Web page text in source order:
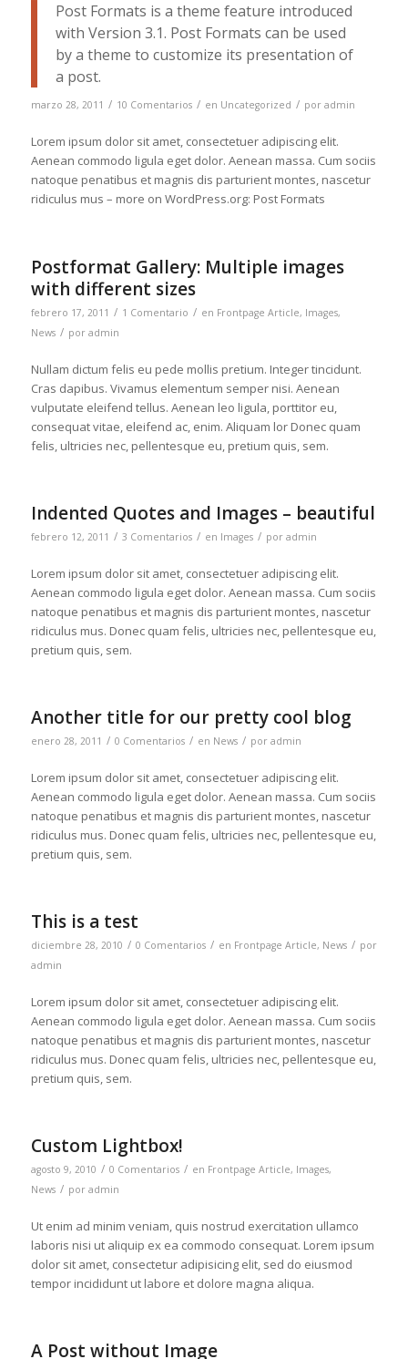
Post Formats is a theme feature introduced
with Version 3.1. Post Formats can be used
by a theme to customize its presentation of
a post.
marzo 28, 2011 / 10 Comentarios / en Uncategorized / por admin
Lorem ipsum dolor sit amet, consectetuer adipiscing elit.
Aenean commodo ligula eget dolor. Aenean massa. Cum sociis
natoque penatibus et magnis dis parturient montes, nascetur
ridiculus mus – more on WordPress.org: Post Formats
Postformat Gallery: Multiple images
with different sizes
febrero 17, 2011 / 1 Comentario / en Frontpage Article, Images,
News / por admin
Nullam dictum felis eu pede mollis pretium. Integer tincidunt.
Cras dapibus. Vivamus elementum semper nisi. Aenean
vulputate eleifend tellus. Aenean leo ligula, porttitor eu,
consequat vitae, eleifend ac, enim. Aliquam lor Donec quam
felis, ultricies nec, pellentesque eu, pretium quis, sem.
Indented Quotes and Images – beautiful
febrero 12, 2011 / 3 Comentarios / en Images / por admin
Lorem ipsum dolor sit amet, consectetuer adipiscing elit.
Aenean commodo ligula eget dolor. Aenean massa. Cum sociis
natoque penatibus et magnis dis parturient montes, nascetur
ridiculus mus. Donec quam felis, ultricies nec, pellentesque eu,
pretium quis, sem.
Another title for our pretty cool blog
enero 28, 2011 / 0 Comentarios / en News / por admin
Lorem ipsum dolor sit amet, consectetuer adipiscing elit.
Aenean commodo ligula eget dolor. Aenean massa. Cum sociis
natoque penatibus et magnis dis parturient montes, nascetur
ridiculus mus. Donec quam felis, ultricies nec, pellentesque eu,
pretium quis, sem.
This is a test
diciembre 28, 2010 / 0 Comentarios / en Frontpage Article, News / por
admin
Lorem ipsum dolor sit amet, consectetuer adipiscing elit.
Aenean commodo ligula eget dolor. Aenean massa. Cum sociis
natoque penatibus et magnis dis parturient montes, nascetur
ridiculus mus. Donec quam felis, ultricies nec, pellentesque eu,
pretium quis, sem.
Custom Lightbox!
agosto 9, 2010 / 0 Comentarios / en Frontpage Article, Images,
News / por admin
Ut enim ad minim veniam, quis nostrud exercitation ullamco
laboris nisi ut aliquip ex ea commodo consequat. Lorem ipsum
dolor sit amet, consectetur adipisicing elit, sed do eiusmod
tempor incididunt ut labore et dolore magna aliqua.
A Post without Image